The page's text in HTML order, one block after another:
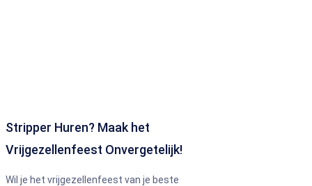
Stripper Huren? Maak het
Vrijgezellenfeest Onvergetelijk!
Wil je het vrijgezellenfeest van je beste